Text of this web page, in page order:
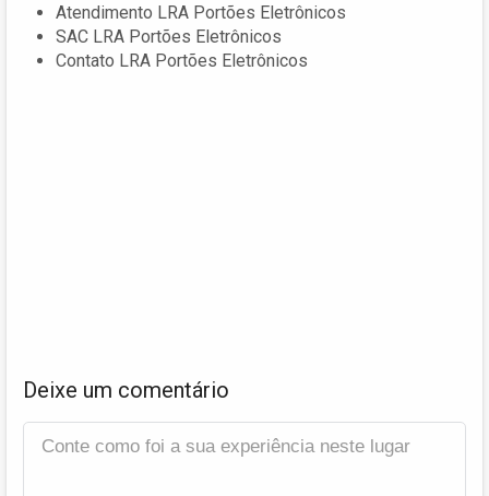
Atendimento LRA Portões Eletrônicos
SAC LRA Portões Eletrônicos
Contato LRA Portões Eletrônicos
Deixe um comentário